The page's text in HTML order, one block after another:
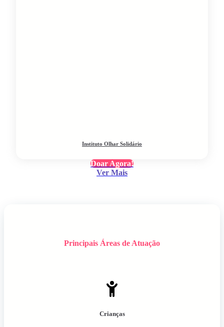
Instituto Olhar Solidário
Doar Agora!
Ver Mais
Principais Áreas de Atuação
Crianças